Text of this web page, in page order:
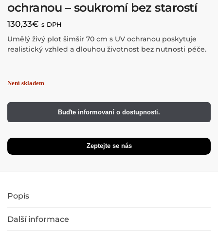
ochranou – soukromí bez starostí
130,33€ s DPH
Umělý živý plot šimšir 70 cm s UV ochranou poskytuje
realistický vzhled a dlouhou životnost bez nutnosti péče.
Buďte informovaní o dostupnosti.
Popis
Další informace